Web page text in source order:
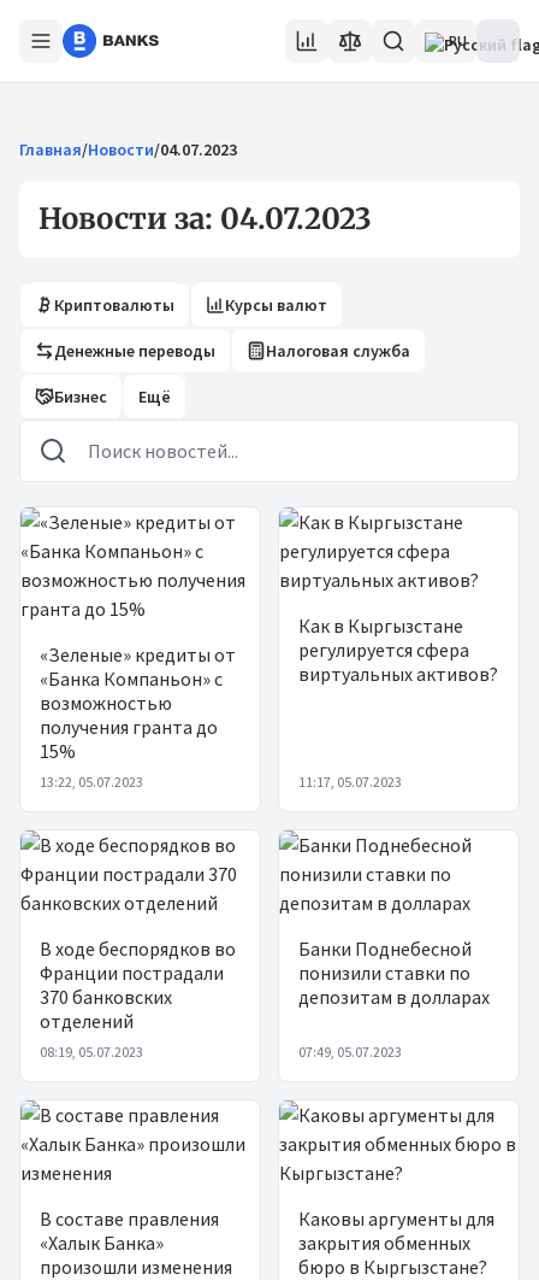
RU
Главная/Новости/04.07.2023
Новости за: 04.07.2023
Криптовалюты Курсы валют
Денежные переводы Налоговая служба
Бизнес Ещё
Новости
«Зеленые» кредиты от
«Банка Компаньон» с
возможностью
получения гранта до
15%
13:22, 05.07.2023
Как в Кыргызстане
регулируется сфера
виртуальных активов?
11:17, 05.07.2023
В ходе беспорядков во
Франции пострадали
370 банковских
отделений
08:19, 05.07.2023
Банки Поднебесной
понизили ставки по
депозитам в долларах
07:49, 05.07.2023
В составе правления
«Халык Банка»
произошли изменения
Каковы аргументы для
закрытия обменных
бюро в Кыргызстане?